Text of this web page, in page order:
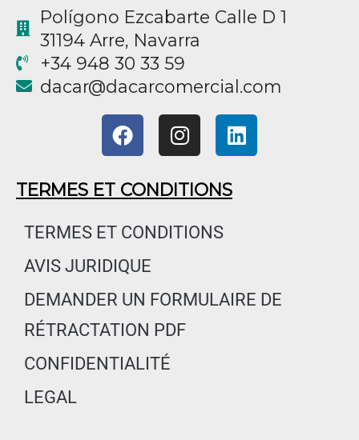
Polígono Ezcabarte Calle D 1
31194 Arre, Navarra
+34 948 30 33 59
moc.laicremocracad
@racad
F
a
e
b
o
k
I
n
t
a
g
m
L
i
TERMES ET CONDITIONS
TERMES ET CONDITIONS
AVIS JURIDIQUE
DEMANDER UN FORMULAIRE DE
RÉTRACTATION PDF
CONFIDENTIALITÉ
LEGAL